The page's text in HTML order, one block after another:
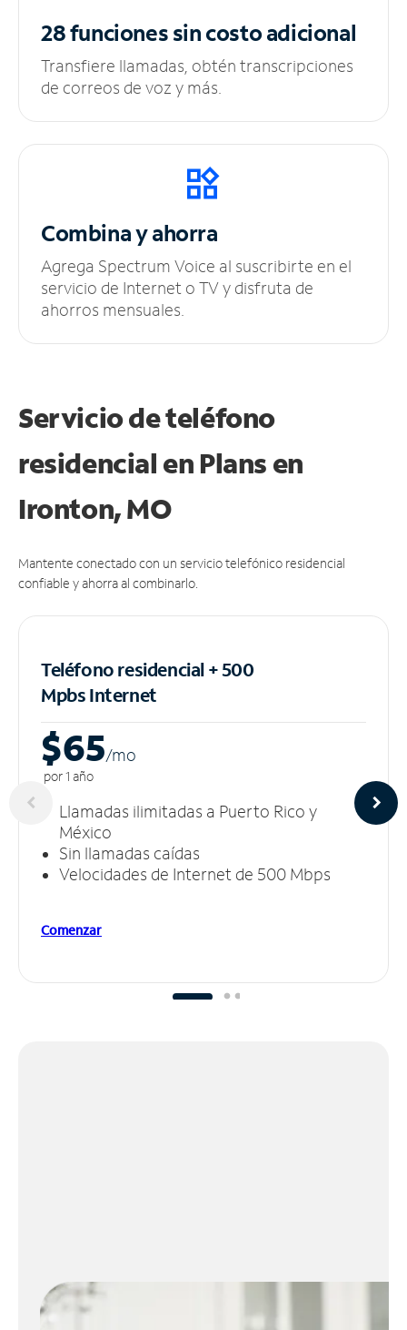
28 funciones sincosto adicional
Transfiere llamadas, obtén transcripciones
de correos de voz y más.
Combina y ahorra
Agrega Spectrum Voice al suscribirte en el
servicio de Internet o TV y disfruta de
ahorros mensuales.
Servicio de teléfono
residencial en Plans en
Ironton, MO
Mantente conectado con un servicio telefónico residencial
confiable y ahorra al combinarlo.
Teléfono residencial + 500
MpbsInternet
$65/mo
por 1 año
Llamadas ilimitadas a Puerto Rico y
México
Sin llamadas caídas
Velocidades de Internet de 500 Mbps
Comenzar